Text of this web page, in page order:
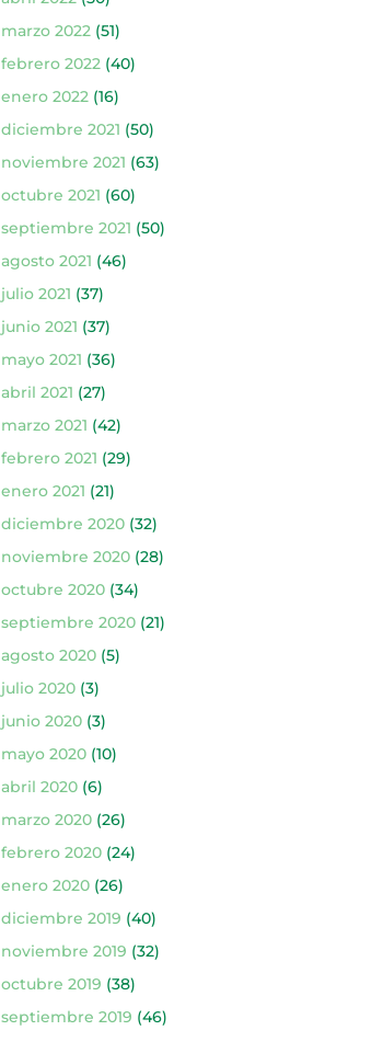
marzo 2022(51)
febrero 2022(40)
enero 2022(16)
diciembre 2021 (50)
noviembre 2021 (63)
octubre 2021 (60)
septiembre 2021 (50)
agosto 2021 (46)
julio 2021 (37)
junio 2021 (37)
mayo 2021 (36)
abril 2021 (27)
marzo 2021 (42)
febrero 2021 (29)
enero 2021 (21)
diciembre 2020(32)
noviembre 2020(28)
octubre 2020(34)
septiembre 2020(21)
agosto 2020(5)
julio 2020(3)
junio 2020(3)
mayo 2020(10)
abril 2020(6)
marzo 2020(26)
febrero 2020(24)
enero 2020(26)
diciembre 2019 (40)
noviembre 2019 (32)
octubre 2019 (38)
septiembre 2019 (46)